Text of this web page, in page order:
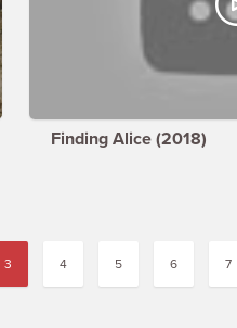
Finding Alice (2018)
3 4 5 6 7